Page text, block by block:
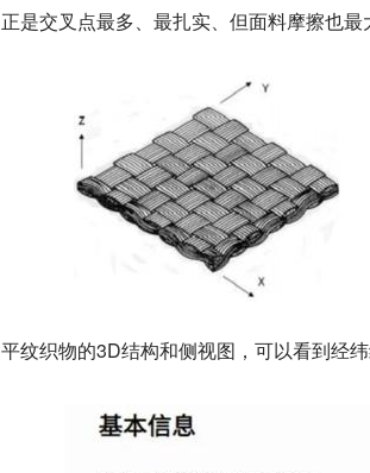
正是交叉点最多、最扎实、但面料摩擦也
平纹织物的3D结构和侧视图，可以看到经